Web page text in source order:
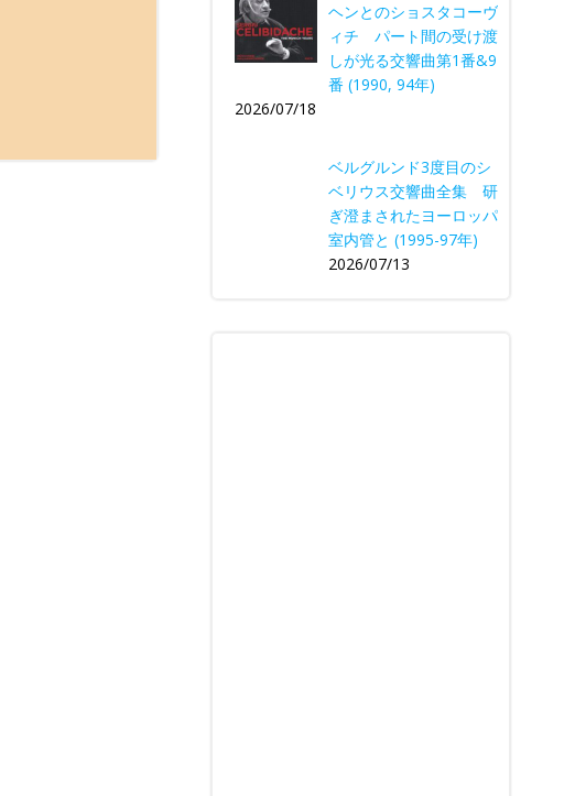
ヘンとのショスタコーヴ
ィチ パート間の受け渡
しが光る交響曲第1番&9
番 (1990, 94年)
2026/07/18
ベルグルンド3度目のシ
ベリウス交響曲全集 研
ぎ澄まされたヨーロッパ
室内管と (1995-97年)
2026/07/13